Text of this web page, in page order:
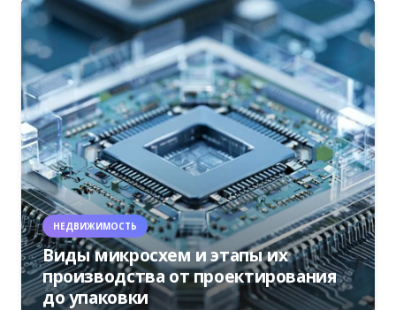
НЕДВИЖИМОСТЬ
Виды микросхем и этапы их
производства от проектирования
до упаковки